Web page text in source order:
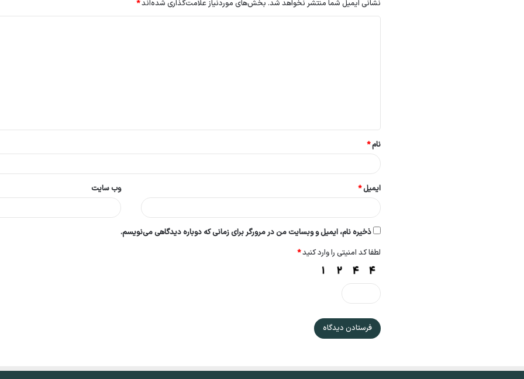
نشانی ایمیل شما منتشر نخواهد شد. بخش‌های موردنیاز علامت‌گذاری شده‌اند*
*
نام*
ایمیل* وب‌ سایت
ذخیره نام، ایمیل و وبسایت من در مرورگر برای زمانی که دوباره دیدگاهی می‌نویسم.
لطفا کد امنیتی را وارد کنید*